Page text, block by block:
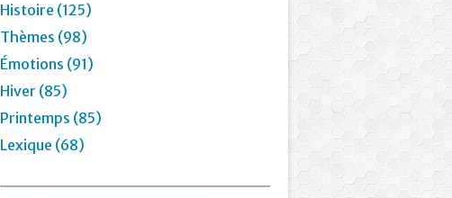
Histoire (125)
Thèmes (98)
Émotions (91)
Hiver (85)
Printemps (85)
Lexique (68)